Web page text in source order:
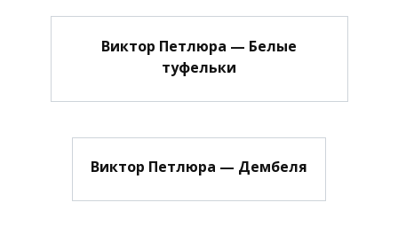
Виктор Петлюра — Белые
туфельки
Виктор Петлюра — Дембеля